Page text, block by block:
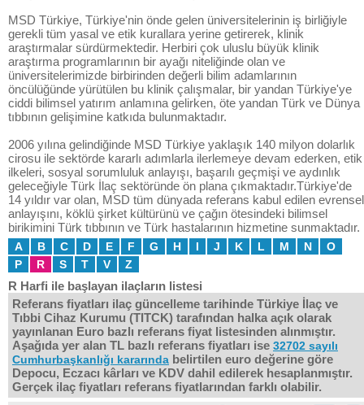
MSD Türkiye, Türkiye'nin önde gelen üniversitelerinin iş birliğiyle
gerekli tüm yasal ve etik kurallara yerine getirerek, klinik
araştırmalar sürdürmektedir. Herbiri çok uluslu büyük klinik
araştırma programlarının bir ayağı niteliğinde olan ve
üniversitelerimizde birbirinden değerli bilim adamlarının
öncülüğünde yürütülen bu klinik çalışmalar, bir yandan Türkiye'ye
ciddi bilimsel yatırım anlamına gelirken, öte yandan Türk ve Dünya
tıbbının gelişimine katkıda bulunmaktadır.
2006 yılına gelindiğinde MSD Türkiye yaklaşık 140 milyon dolarlık
cirosu ile sektörde kararlı adımlarla ilerlemeye devam ederken, etik
ilkeleri, sosyal sorumluluk anlayışı, başarılı geçmişi ve aydınlık
geleceğiyle Türk İlaç sektöründe ön plana çıkmaktadır.Türkiye'de
14 yıldır var olan, MSD tüm dünyada referans kabul edilen evrensel
anlayışını, köklü şirket kültürünü ve çağın ötesindeki bilimsel
birikimini Türk tıbbının ve Türk hastalarının hizmetine sunmaktadır.
A B C D E F G H I J K L M N
O
P
R S T V Z
R Harfi ile başlayan ilaçların listesi
Referans fiyatları ilaç güncelleme tarihinde Türkiye İlaç ve
Tıbbi Cihaz Kurumu (TITCK) tarafından halka açık olarak
yayınlanan Euro bazlı referans fiyat listesinden alınmıştır.
Aşağıda yer alan TL bazlı referans fiyatları ise 32702 sayılı
Cumhurbaşkanlığı kararında belirtilen euro değerine göre
Depocu, Eczacı kârları ve KDV dahil edilerek hesaplanmıştır.
Gerçek ilaç fiyatları referans fiyatlarından farklı olabilir.